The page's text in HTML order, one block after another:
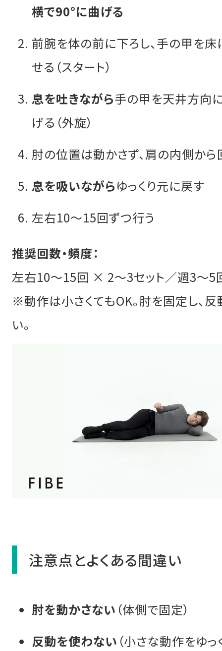
横で90°に曲げる
前腕を体の前に下ろし、手の甲を床
せる（スタート）
息を吐きながら手の甲を天井方向
げる（外旋）
肘の位置は動かさず、肩の内側か
息を吸いながらゆっくり元に戻す
左右10〜15回ずつ行う
推奨回数・頻度：
左右10〜15回 × 2〜3セット／週3〜5
※動作は小さくてもOK。肘を固定し、
い。
注意点とよくある間違い
肘を動かさない （体側で固定）
反動を使わない （小さな動作をゆっ